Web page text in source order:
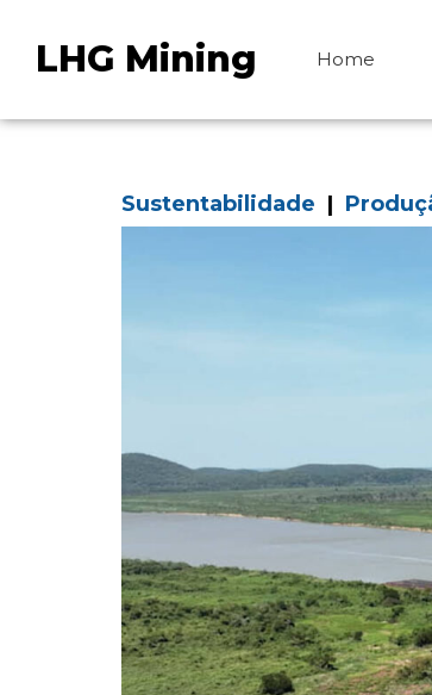
LHG Mining Home
Sustentabilidade |